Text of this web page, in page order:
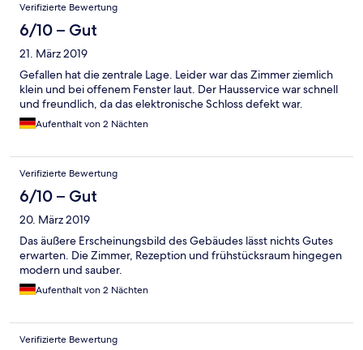
Verifizierte Bewertung
6/10 – Gut
21. März 2019
Gefallen hat die zentrale Lage. Leider war das Zimmer ziemlich
klein und bei offenem Fenster laut. Der Hausservice war schnell
und freundlich, da das elektronische Schloss defekt war.
Aufenthalt von 2 Nächten
Verifizierte Bewertung
6/10 – Gut
20. März 2019
Das äußere Erscheinungsbild des Gebäudes lässt nichts Gutes
erwarten. Die Zimmer, Rezeption und frühstücksraum hingegen
modern und sauber.
Aufenthalt von 2 Nächten
Verifizierte Bewertung